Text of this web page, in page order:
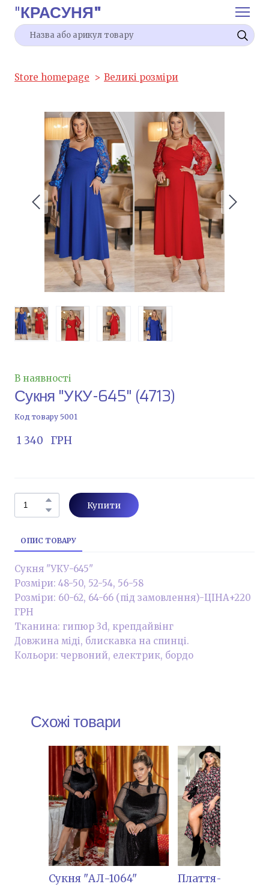
"КРАСУНЯ"
Store homepage Великі розміри
В наявності
Сукня "УКУ-645" (4713)
Код товару 5001
1 340   ГРН
Купити
ОПИС ТОВАРУ
Сукня "УКУ-645"
Розміри: 48-50, 52-54, 56-58
Розміри: 60-62, 64-66 (під замовлення)-ЦІНА+220
ГРН
Тканина: гипюр 3d, крепдайвінг
Довжина міді, блискавка на спинці.
Кольори: червоний, електрик, бордо
Схожі товари
Сукня "АЛ-1064"
Плаття-халат